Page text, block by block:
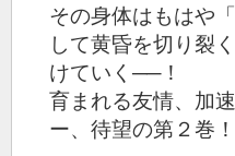
その身体はもはや
して黄昏を切り裂
けていく──！
育まれる友情、加
ー、待望の第２巻！